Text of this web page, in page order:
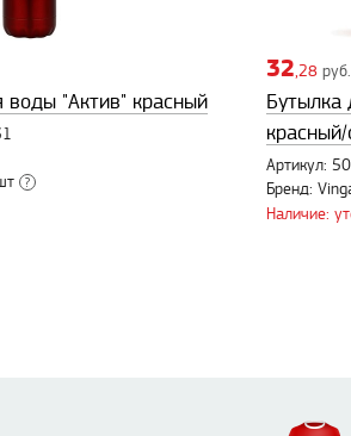
воды "Актив" красный
?
32,28 руб.
Бутылка
Артикул:
Бренд:
Наличие: